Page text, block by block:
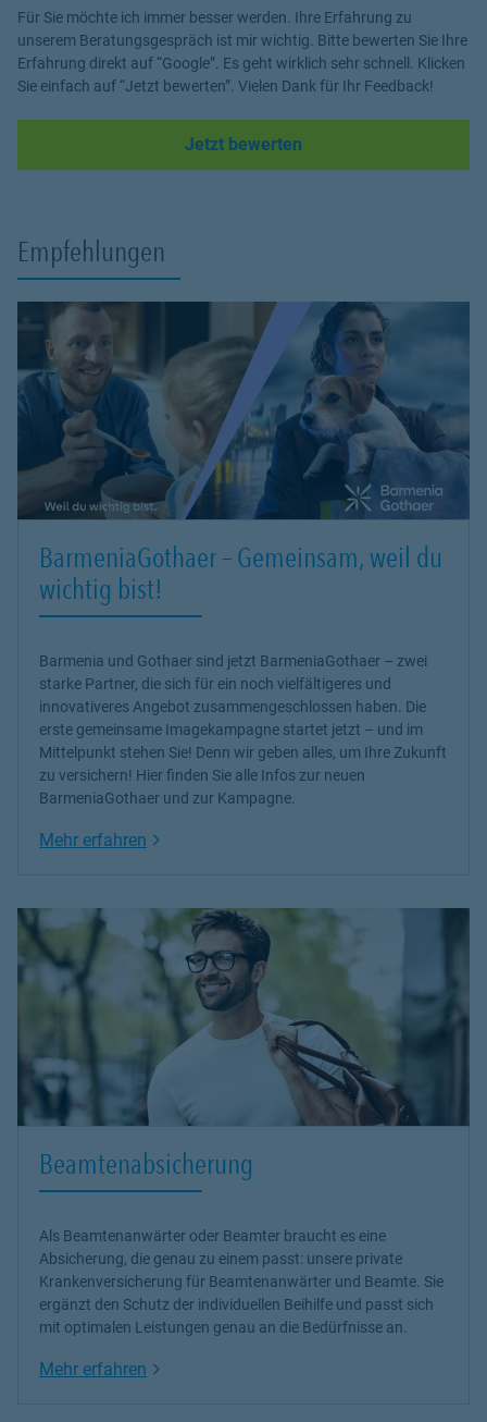
Für Sie möchte ich immer besser werden. Ihre Erfahrung zu
unserem Beratungsgespräch ist mir wichtig. Bitte bewerten Sie Ihre
Erfahrung direkt auf “Google”. Es geht wirklich sehr schnell. Klicken
Sie einfach auf “Jetzt bewerten”. Vielen Dank für Ihr Feedback!
Jetzt bewerten
Empfehlungen
BarmeniaGothaer – Gemeinsam, weil du
wichtig bist!
Barmenia und Gothaer sind jetzt BarmeniaGothaer – zwei
starke Partner, die sich für ein noch vielfältigeres und
innovativeres Angebot zusammengeschlossen haben. Die
erste gemeinsame Imagekampagne startet jetzt – und im
Mittelpunkt stehen Sie! Denn wir geben alles, um Ihre Zukunft
zu versichern! Hier finden Sie alle Infos zur neuen
BarmeniaGothaer und zur Kampagne.
Mehr erfahren Link Opens in New Tab
Beamtenabsicherung
Als Beamtenanwärter oder Beamter braucht es eine
Absicherung, die genau zu einem passt: unsere private
Krankenversicherung für Beamtenanwärter und Beamte. Sie
ergänzt den Schutz der individuellen Beihilfe und passt sich
mit optimalen Leistungen genau an die Bedürfnisse an.
Mehr erfahren Link Opens in New Tab